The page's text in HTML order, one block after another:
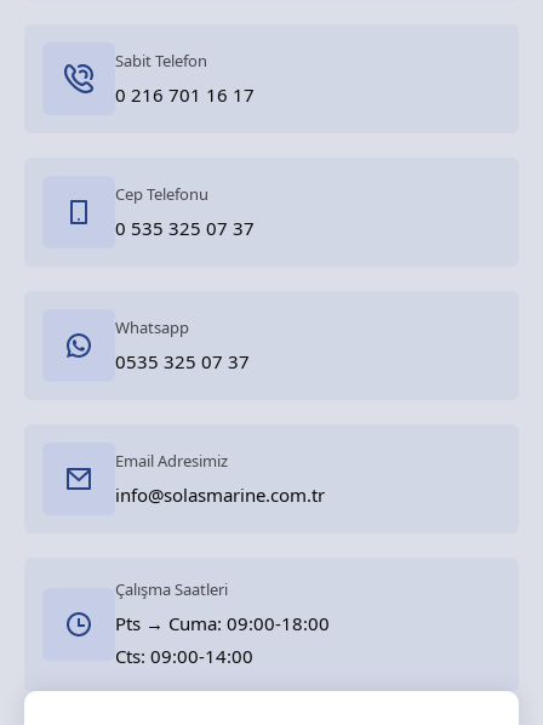
Sabit Telefon
0 216 701 16 17
Cep Telefonu
0 535 325 07 37
Whatsapp
0535 325 07 37
Email Adresimiz
info@solasmarine.com.tr
Çalışma Saatleri
Pts → Cuma: 09:00-18:00
Cts: 09:00-14:00